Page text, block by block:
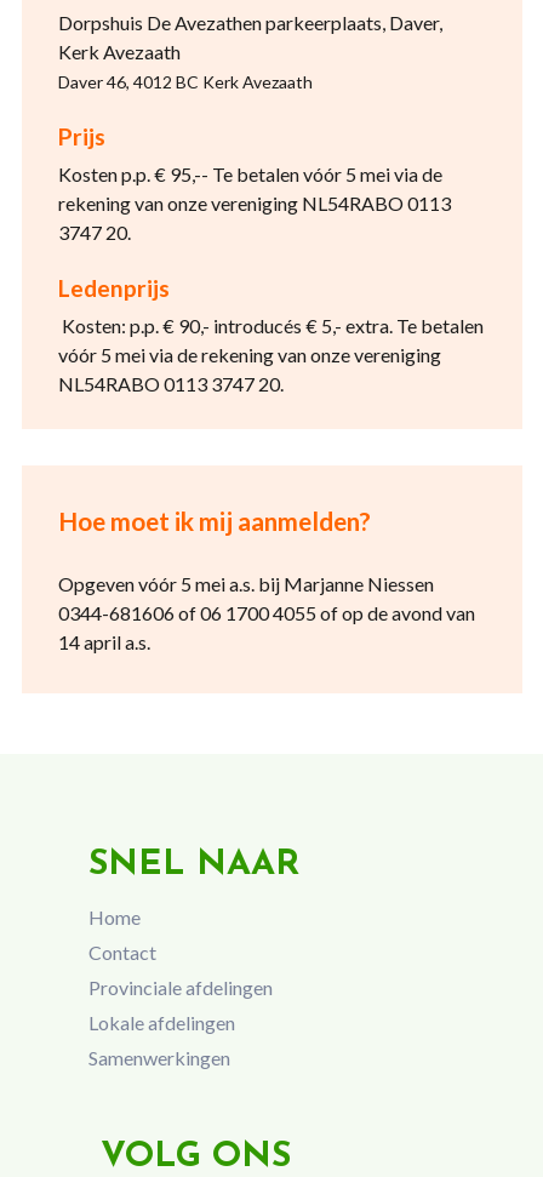
Dorpshuis De Avezathen parkeerplaats, Daver,
Kerk Avezaath
Daver 46, 4012 BC Kerk Avezaath
Prijs
Kosten p.p. € 95,-- Te betalen vóór 5 mei via de
rekening van onze vereniging NL54RABO 0113
3747 20.
Ledenprijs
Kosten: p.p. € 90,- introducés € 5,- extra. Te betalen
vóór 5 mei via de rekening van onze vereniging
NL54RABO 0113 3747 20.
Hoe moet ik mij aanmelden?
Opgeven vóór 5 mei a.s. bij Marjanne Niessen
0344-681606 of 06 1700 4055 of op de avond van
14 april a.s.
SNEL NAAR
Home
Contact
Provinciale afdelingen
Lokale afdelingen
Samenwerkingen
VOLG ONS